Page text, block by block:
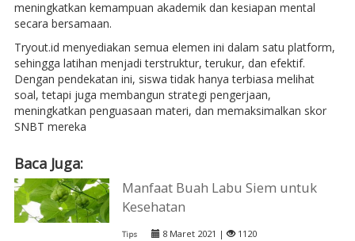
meningkatkan kemampuan akademik dan kesiapan mental
secara bersamaan.
Tryout.id menyediakan semua elemen ini dalam satu platform,
sehingga latihan menjadi terstruktur, terukur, dan efektif.
Dengan pendekatan ini, siswa tidak hanya terbiasa melihat
soal, tetapi juga membangun strategi pengerjaan,
meningkatkan penguasaan materi, dan memaksimalkan skor
SNBT mereka
Baca Juga:
Manfaat Buah Labu Siem untuk
Kesehatan
Tips 8 Maret 2021 | 1120